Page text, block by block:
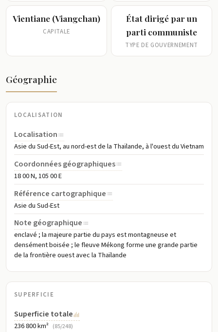
d'une décennie, il demeure l'un des pays les plus pauvres
d'Asie.
Vientiane (Viangchan)
CAPITALE
État dirigé par un
parti communiste
TYPE DE GOUVERNEMENT
Géographie
LOCALISATION
Localisation
Asie du Sud-Est, au nord-est de la Thaïlande, à l'ouest du Vietnam
Coordonnées géographiques
18 00 N, 105 00 E
Référence cartographique
Asie du Sud-Est
Note géographique
enclavé ; la majeure partie du pays est montagneuse et
densément boisée ; le fleuve Mékong forme une grande partie
de la frontière ouest avec la Thaïlande
SUPERFICIE
Superficie totale
236 800 km² (85/248)